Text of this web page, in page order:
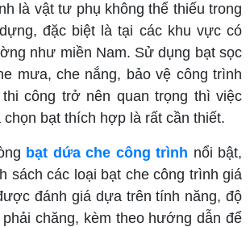
là vật tư phụ không thể thiếu trong
đặc biệt là tại các khu vực có
như miền Nam. Sử dụng bạt sọc
mưa, che nắng, bảo vệ công trình
công trở nên quan trọng thì việc
bạt thích hợp là rất cần thiết.
bạt dứa che công trình nổi bật,
sách các loại bạt che công trình giá
đánh giá dựa trên tính năng, độ
chăng, kèm theo hướng dẫn để